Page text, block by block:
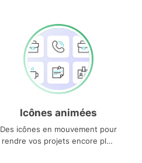
Icônes animées
Des icônes en mouvement pour
rendre vos projets encore plus